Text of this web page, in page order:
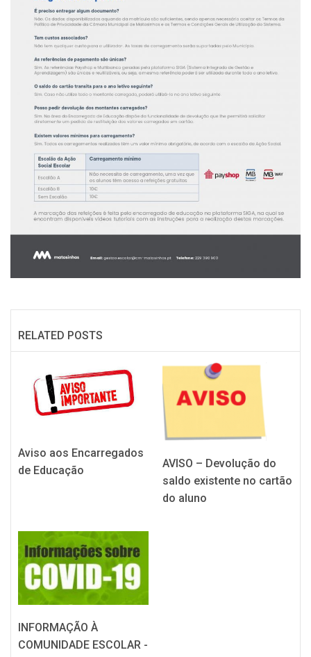
RELATED POSTS
Aviso aos Encarregados
de Educação
AVISO – Devolução do
saldo existente no cartão
do aluno
INFORMAÇÃO À
COMUNIDADE ESCOLAR -